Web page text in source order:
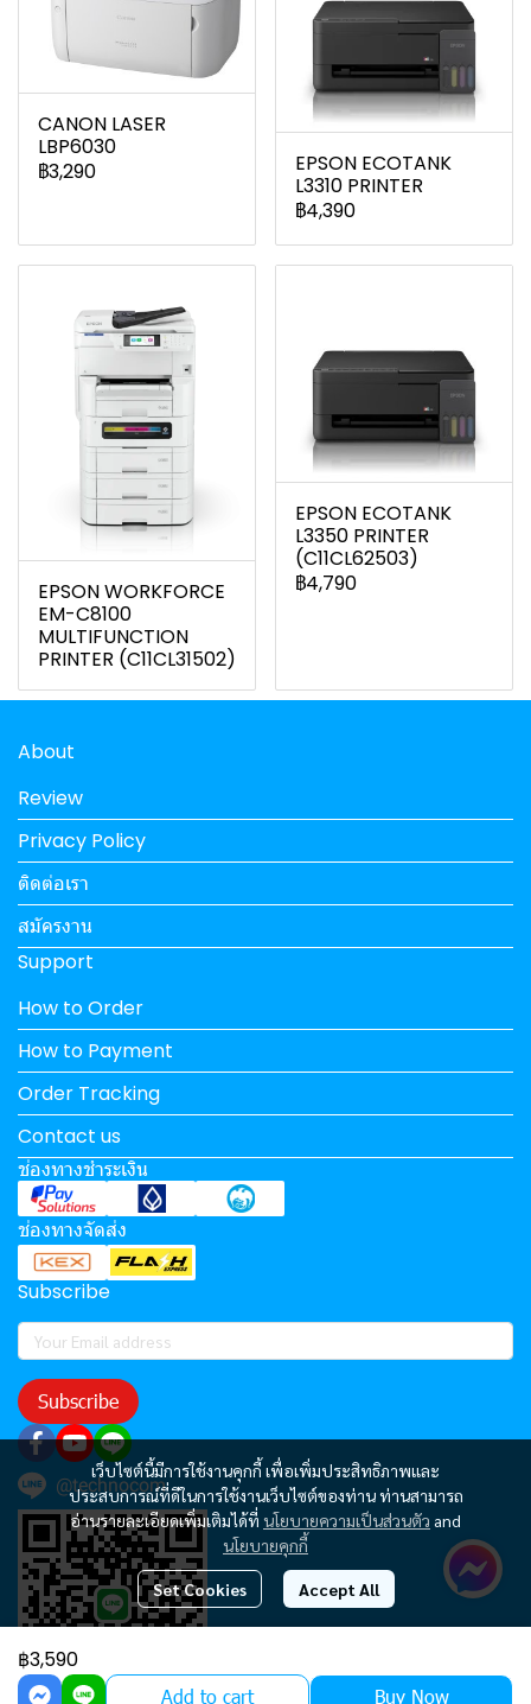
CANON LASER
LBP6030
฿3,290
EPSON ECOTANK
L3310 PRINTER
฿4,390
EPSON WORKFORCE
EM-C8100
MULTIFUNCTION
PRINTER (C11CL31502)
EPSON ECOTANK
L3350 PRINTER
(C11CL62503)
฿4,790
฿3,590
Add to cart Buy Now
เว็บไซต์นี้มีการใช้งานคุกกี้ เพื่อเพิ่มประสิทธิภาพและ
ประสบการณ์ที่ดีในการใช้งานเว็บไซต์ของท่าน ท่านสามารถ
อ่านรายละเอียดเพิ่มเติมได้ที่ นโยบายความเป็นส่วนตัว and
นโยบายคุกกี้
Set Cookies Accept All
About
Review
Privacy Policy
ติดต่อเรา
สมัครงาน
Support
How to Order
How to Payment
Order Tracking
Contact us
ช่องทางชำระเงิน
ช่องทางจัดส่ง
Subscribe
Subscribe
@technocom